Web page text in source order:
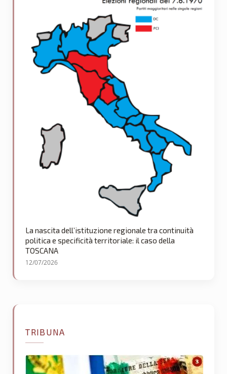
La nascita dell’istituzione regionale tra continuità
politica e specificità territoriale: il caso della
TOSCANA
12/07/2026
TRIBUNA